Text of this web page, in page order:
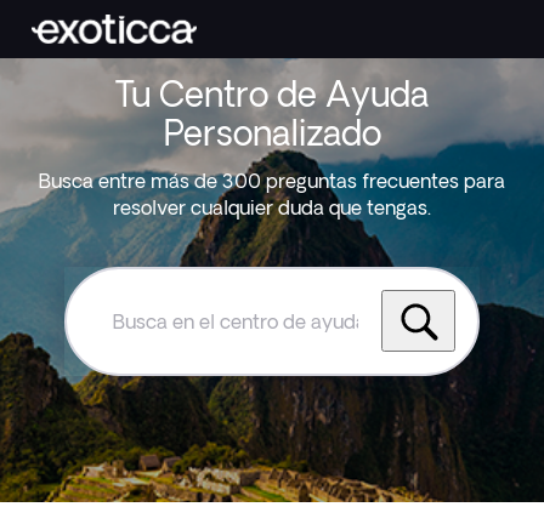
Tu Centro de Ayuda
Personalizado
Busca entre más de 300 preguntas frecuentes para
resolver cualquier duda que tengas.
Busca
el
centro
de
ayuda
de
Exoticca